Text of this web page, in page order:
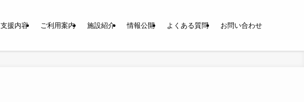
支援内容 ご利用案内 施設紹介 情報公開 よくある質問 お問い合わせ